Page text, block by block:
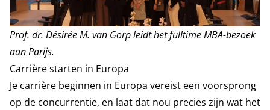
Prof. dr. Désirée M. van Gorp leidt het fulltime MBA-bezoek
aan Parijs.
Carrière starten in Europa
Je carrière beginnen in Europa vereist een voorsprong
op de concurrentie, en laat dat nou precies zijn wat het